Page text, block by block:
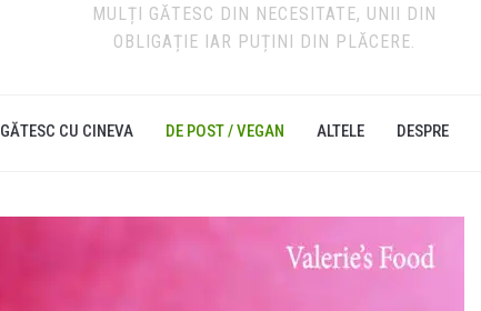
MULȚI GĂTESC DIN NECESITATE, UNII DIN
OBLIGAȚIE IAR PUȚINI DIN PLĂCERE.
GĂTESC CU CINEVA DE POST / VEGAN ALTELE DESPRE